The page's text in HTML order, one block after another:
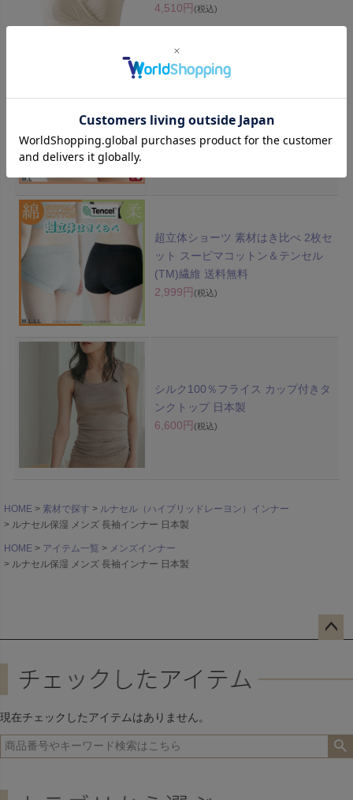
4,510円 (税込)
製
1,650円(税込)
超立体ショーツ 素材はき比べ 2枚セ
ット スーピマコットン＆テンセル
(TM)繊維 送料無料
2,999円 (税込)
シルク100％フライス カップ付きタ
ンクトップ 日本製
6,600円 (税込)
HOME 素材で探す
ルナセル（ハイブリッドレーヨン）インナー
ルナセル保湿 メンズ 長袖インナー 日本製
HOME アイテム一覧
メンズインナー
ルナセル保湿 メンズ 長袖インナー 日本製
現在チェックしたアイテムはありません。